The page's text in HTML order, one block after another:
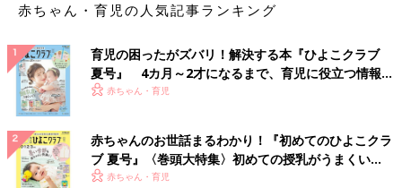
赤ちゃん・育児の人気記事ランキング
育児の困ったがズバリ！解決する本『ひよこクラブ
夏号』 4カ月～2才になるまで、育児に役立つ情報が
いっぱい！
赤ちゃん・育児
赤ちゃんのお世話まるわかり！『初めてのひよこクラ
ブ 夏号』〈巻頭大特集〉初めての授乳がうまくい
く！ おっぱい・ミルクの基本と夏のトラブル 解決テ
赤ちゃん・育児